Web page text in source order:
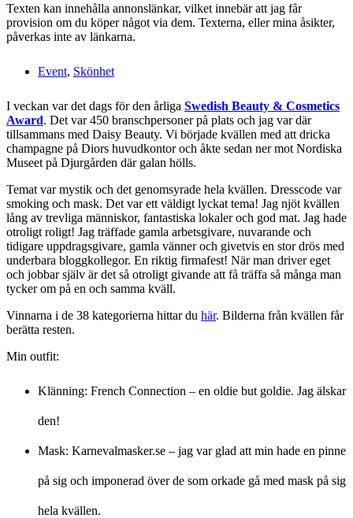
Texten kan innehålla annonslänkar, vilket innebär att jag får
provision om du köper något via dem. Texterna, eller mina åsikter,
påverkas inte av länkarna.
Event, Skönhet
I veckan var det dags för den årliga Swedish Beauty & Cosmetics
Award. Det var 450 branschpersoner på plats och jag var där
tillsammans med Daisy Beauty. Vi började kvällen med att dricka
champagne på Diors huvudkontor och åkte sedan ner mot Nordiska
Museet på Djurgården där galan hölls.
Temat var mystik och det genomsyrade hela kvällen. Dresscode var
smoking och mask. Det var ett väldigt lyckat tema! Jag njöt kvällen
lång av trevliga människor, fantastiska lokaler och god mat. Jag hade
otroligt roligt! Jag träffade gamla arbetsgivare, nuvarande och
tidigare uppdragsgivare, gamla vänner och givetvis en stor drös med
underbara bloggkollegor. En riktig firmafest! När man driver eget
och jobbar själv är det så otroligt givande att få träffa så många man
tycker om på en och samma kväll.
Vinnarna i de 38 kategorierna hittar du här. Bilderna från kvällen får
berätta resten.
Min outfit:
Klänning: French Connection – en oldie but goldie. Jag älskar
den!
Mask: Karnevalmasker.se – jag var glad att min hade en pinne
på sig och imponerad över de som orkade gå med mask på sig
hela kvällen.